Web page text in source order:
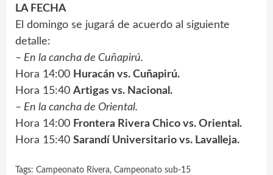
LA FECHA
El domingo se jugará de acuerdo al siguiente
detalle:
– En la cancha de Cuñapirú.
Hora 14:00 Huracán vs. Cuñapirú.
Hora 15:40 Artigas vs. Nacional.
– En la cancha de Oriental.
Hora 14:00 Frontera Rivera Chico vs. Oriental.
Hora 15:40 Sarandí Universitario vs. Lavalleja.
Tags: Campeonato Rivera, Campeonato sub-15